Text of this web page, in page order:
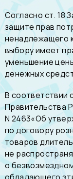
Согласно ст. 18
защите прав
ненадлежащего
выбору имеет
уменьшение
денежных
В соответствии
Правительства
N 2463«Об
по договору
товаров
не
о